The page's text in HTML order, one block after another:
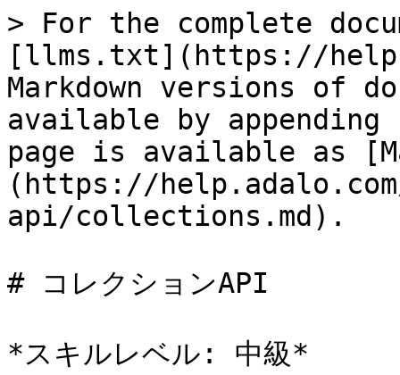
> For the complete
[llms.txt](https://
Markdown versions of
available by
page is available as
(https://
api/collections.md).
# コレクションAPI
*スキルレベル: 中級*